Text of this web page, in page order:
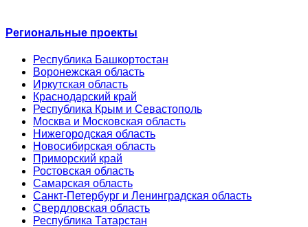
Региональные проекты
Республика Башкортостан
Воронежская область
Иркутская область
Краснодарский край
Республика Крым и Севастополь
Москва и Московская область
Нижегородская область
Новосибирская область
Приморский край
Ростовская область
Самарская область
Санкт-Петербург и Ленинградская область
Свердловская область
Республика Татарстан